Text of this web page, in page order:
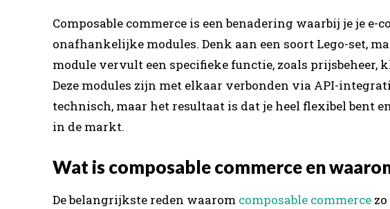
Composable commerce is een benadering waarbij je je
onafhankelijke modules. Denk aan een soort Lego-set,
module vervult een specifieke functie, zoals
Deze modules zijn met elkaar verbonden via API-
technisch, maar het resultaat is dat je heel flexibel bent
in de markt.
Wat is composable commerce en
De belangrijkste reden waarom composable commerce